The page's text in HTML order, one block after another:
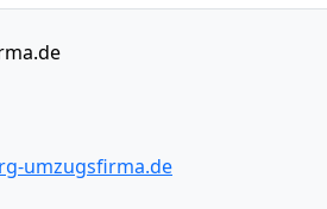
umzugsfirma.de